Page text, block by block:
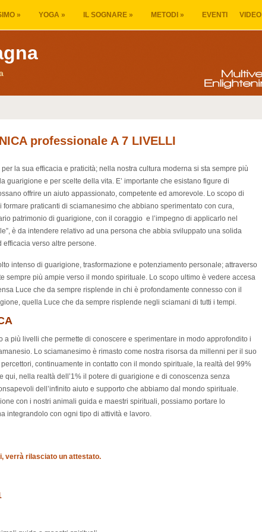
» YOGA » IL SOGNARE » METODI » EVENTI VIDEO
professionale A 7 LIVELLI
la sua efficacia e praticità; nella nostra cultura moderna si sta sempre più
guarigione e per scelte della vita. E’ importante che esistano figure di
offrire un aiuto appassionato, competente ed amorevole. Lo scopo di
praticanti di sciamanesimo che abbiano sperimentato con cura,
patrimonio di guarigione, con il coraggio e l’impegno di applicarlo nel
è da intendere relativo ad una persona che abbia sviluppato una solida
verso altre persone.
intenso di guarigione, trasformazione e potenziamento personale; attraverso
sempre più ampie verso il mondo spirituale. Lo scopo ultimo è vedere accesa
Luce che da sempre risplende in chi è profondamente connesso con il
quella Luce che da sempre risplende negli sciamani di tutti i tempi.
a più livelli che permette di conoscere e sperimentare in modo approfondito i
Lo sciamanesimo è rimasto come nostra risorsa da millenni per il suo
continuamente in contatto con il mondo spirituale, la realtà del 99%
qui, nella realtà dell’1% il potere di guarigione e di conoscenza senza
dell’infinito aiuto e supporto che abbiamo dal mondo spirituale.
con i nostri animali guida e maestri spirituali, possiamo portare lo
integrandolo con ogni tipo di attività e lavoro.
verrà rilasciato un attestato.